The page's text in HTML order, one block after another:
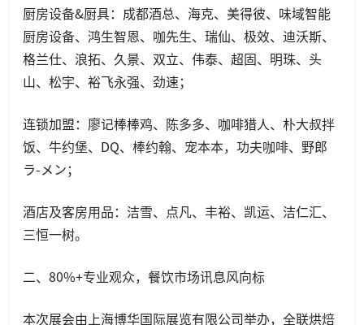
厨房设备&厨具：成都酒总、海克、美得彼、味域智能
厨房设备、鸿生智恩、咖先生、瑞仙、极效、迪沃斯、
格兰仕、浪拓、久景、双立、伟泰、超固、明珠、头
山、松宇、裕飞永强、劲速；
连锁加盟：廖记棒棒鸡、陈多多、咖啡猎人、朴大叔拌
饭、牛约堡、DQ、棒约翰、宠本本，功夫咖啡、野郎
ラ-メン；
酒店及客房用品：洁雪、点凡、丰裕、凯运、洁仁汇、
三恒一树。
二、80%+专业观众，餐饮市场讯息风向标
本次展会由上海博华国际展览有限公司举办，全联烘焙